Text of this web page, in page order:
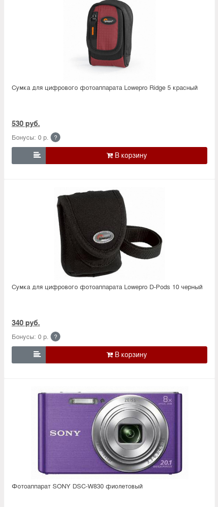
Сумка для цифрового фотоаппарата Lowepro Ridge 5 красный
530 руб.
Бонусы: 0 р. ?

Сумка для цифрового фотоаппарата Lowepro D-Pods 10 черный
340 руб.
Бонусы: 0 р. ?

Фотоаппарат SONY DSC-W830 фиолетовый